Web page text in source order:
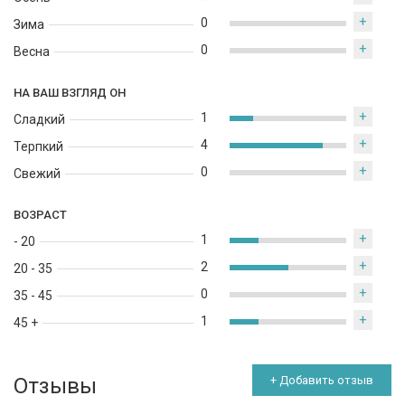
Зима
Весна
0 +
0 +
НА ВАШ ВЗГЛЯД ОН
Сладкий
Терпкий
Свежий
1 +
4 +
0 +
ВОЗРАСТ
- 20
20 - 35
35 - 45
45 +
1 +
2 +
0 +
1 +
Отзывы + Добавить отзыв